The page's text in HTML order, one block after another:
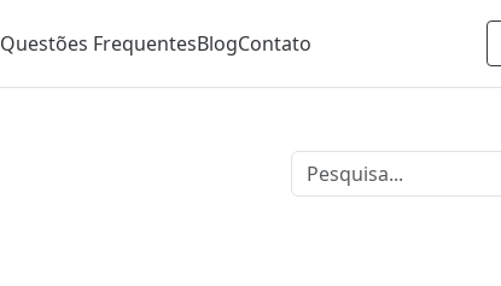
Questões FrequentesBlogContato